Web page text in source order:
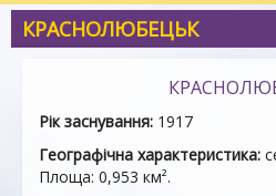
КРАСНОЛЮБЕЦЬК
Рік заснування: 1917
Географічна характеристика:
Площа: 0,953 км².